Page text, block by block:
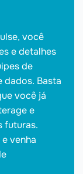
você
e detalhes
de
dados. Basta
você já
e
futuras.
venha